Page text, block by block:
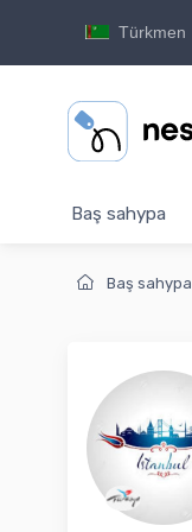
Türkmen
Baş sahypa
Baş sahypa